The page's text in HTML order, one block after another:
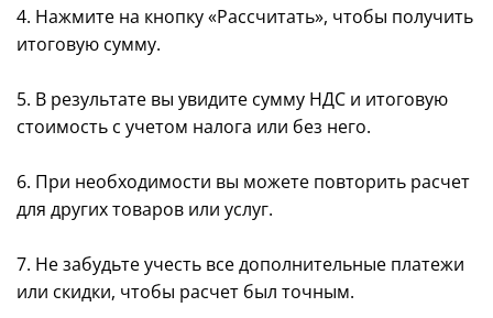
4. Нажмите на кнопку «Рассчитать», чтобы получить
итоговую сумму.
5. В результате вы увидите сумму НДС и итоговую
стоимость с учетом налога или без него.
6. При необходимости вы можете повторить расчет
для других товаров или услуг.
7. Не забудьте учесть все дополнительные платежи
или скидки, чтобы расчет был точным.